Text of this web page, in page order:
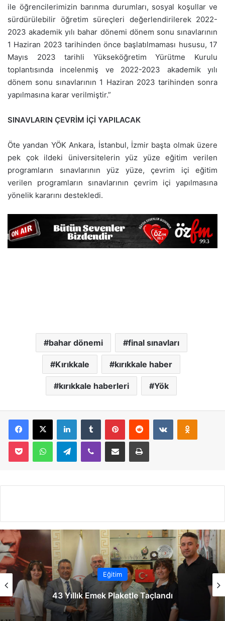
ile öğrencilerimizin barınma durumları, sosyal koşullar ve
sürdürülebilir öğretim süreçleri değerlendirilerek 2022-
2023 akademik yılı bahar dönemi dönem sonu sınavlarının
1 Haziran 2023 tarihinden önce başlatılmaması hususu, 17
Mayıs 2023 tarihli Yükseköğretim Yürütme Kurulu
toplantısında incelenmiş ve 2022-2023 akademik yılı
dönem sonu sınavlarının 1 Haziran 2023 tarihinden sonra
yapılmasına karar verilmiştir.”
SINAVLARIN ÇEVRİM İÇİ YAPILACAK
Öte yandan YÖK Ankara, İstanbul, İzmir başta olmak üzere
pek çok ildeki üniversitelerin yüz yüze eğitim verilen
programların sınavlarının yüz yüze, çevrim içi eğitim
verilen programların sınavlarının çevrim içi yapılmasına
yönelik kararını destekledi.
bahar dönemi final sınavları
Kırıkkale kırıkkale haber
kırıkkale haberleri Yök
Telegram
Eğitim
Demir Duvarı Aştı Ama Sınavı Aşamadı